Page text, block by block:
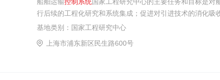
行后续的工程化研究和系统集成；促进对引进技术的消化吸
转化人材；为行业和相关领域的发展
基地类别：国家工程研究中心
上海市浦东新区民生路600号